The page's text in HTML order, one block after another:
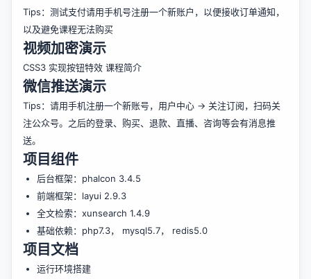
Tips：测试支付请用手机号注册一个新账户，以便接收订单通知，
以及避免课程无法购买
视频加密演示
CSS3 实现按钮特效 课程简介
微信推送演示
Tips：请用手机注册一个新账号，用户中心 -> 关注订阅，扫码关
注公众号。之后的登录、购买、退款、直播、咨询等会有消息推
送。
项目组件
后台框架： phalcon 3.4.5
前端框架： layui 2.9.3
全文检索： xunsearch 1.4.9
基础依赖： php7.3， mysql5.7， redis5.0
项目文档
运行环境搭建